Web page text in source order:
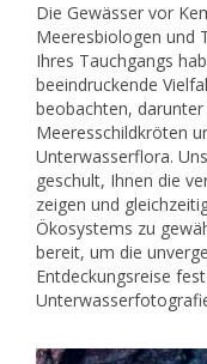
Die Gewässer vor
Meeresbiologen und
Ihres Tauchgangs
beeindruckende
beobachten,
Meeresschildkröten
Unterwasserflora.
geschult, Ihnen die
zeigen und
Ökosystems zu
bereit, um die
Entdeckungsreise